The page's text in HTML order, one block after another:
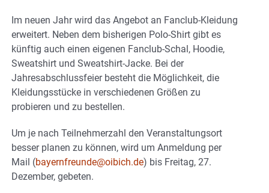
Im neuen Jahr wird das Angebot an Fanclub-Kleidung
erweitert. Neben dem bisherigen Polo-Shirt gibt es
künftig auch einen eigenen Fanclub-Schal, Hoodie,
Sweatshirt und Sweatshirt-Jacke. Bei der
Jahresabschlussfeier besteht die Möglichkeit, die
Kleidungsstücke in verschiedenen Größen zu
probieren und zu bestellen.
Um je nach Teilnehmerzahl den Veranstaltungsort
besser planen zu können, wird um Anmeldung per
Mail (bayernfreunde@oibich.de) bis Freitag, 27.
Dezember, gebeten.